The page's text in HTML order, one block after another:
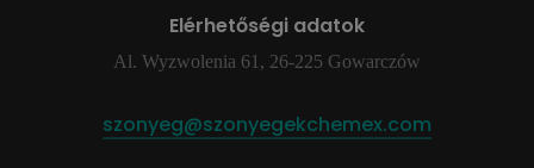
Elérhetőségi adatok
Al. Wyzwolenia 61, 26-225 Gowarczów
szonyeg@szonyegekchemex.com